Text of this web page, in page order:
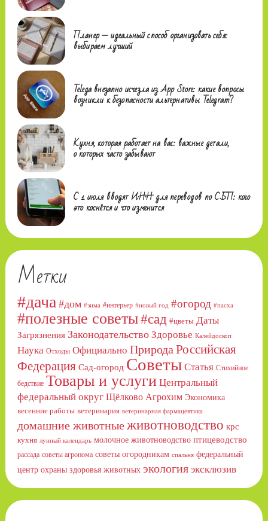
Планер — идеальный способ организовать себя:
выбираем лучший
Telega внезапно исчезла из App Store: какие вопросы
возникли к безопасности альтернативы Telegram?
Кухня, которая работает на вас: важные детали,
о которых часто забывают
С 1 июля вводят ИНН для переводов по СБП: кого
это коснётся и что изменится
Метки
#дача #дом #зима #интерьер #новый год #огород #пасха
#полезные советы#сад #цветы Даты
Загрязнения Законодательство Здоровье Калейдоскоп
Наука Отходы Официально Природа Российская
Федерация Сад-огород Советы Статья Стихийное
бедствие Товары и услуги Центральный
федеральный округ Щёлково Агрохим Экономика
весенние работы ветеринария ветеринарная фармацевтика
домашние животныеживотноводство крс
кухня лунный календарь молочное животноводство птицеводство
рассада советы агронома советы огородникам спальня федеральный
центр охраны здоровья животных экология эксклюзив